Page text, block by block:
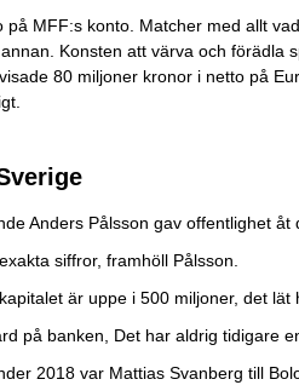
på MFF:s konto. Matcher med allt
Konsten att värva och förädla
80 miljoner kronor i netto på
Anders Pålsson gav offentlighet
siffror, framhöll Pålsson.
är uppe i 500 miljoner, det lät
på banken, Det har aldrig tidigare
2018 var Mattias Svanberg till